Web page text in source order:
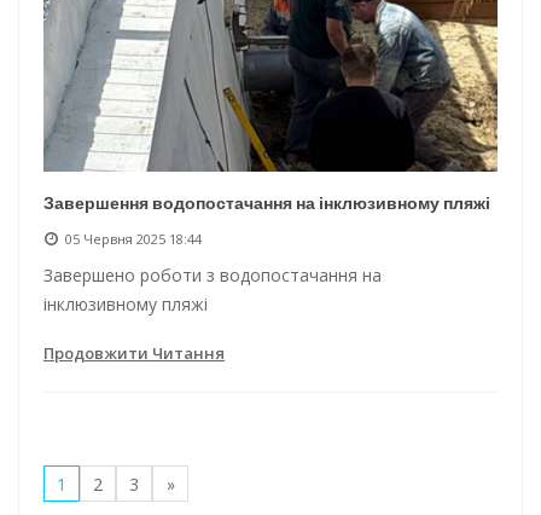
Завершення водопостачання на інклюзивному пляжі
05 Червня 2025 18:44
Завершено роботи з водопостачання на
інклюзивному пляжі
Продовжити Читання
1 2 3 »